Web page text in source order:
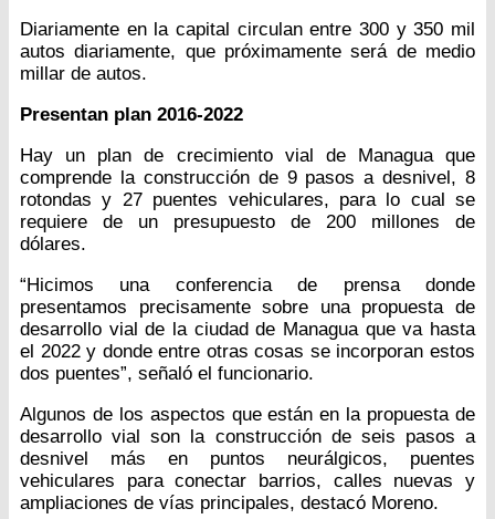
Diariamente en la capital circulan entre 300 y 350 mil
autos diariamente, que próximamente será de medio
millar de autos.
Presentan plan 2016-2022
Hay un plan de crecimiento vial de Managua que
comprende la construcción de 9 pasos a desnivel, 8
rotondas y 27 puentes vehiculares, para lo cual se
requiere de un presupuesto de 200 millones de
dólares.
“Hicimos una conferencia de prensa donde
presentamos precisamente sobre una propuesta de
desarrollo vial de la ciudad de Managua que va hasta
el 2022 y donde entre otras cosas se incorporan estos
dos puentes”, señaló el funcionario.
Algunos de los aspectos que están en la propuesta de
desarrollo vial son la construcción de seis pasos a
desnivel más en puntos neurálgicos, puentes
vehiculares para conectar barrios, calles nuevas y
ampliaciones de vías principales, destacó Moreno.